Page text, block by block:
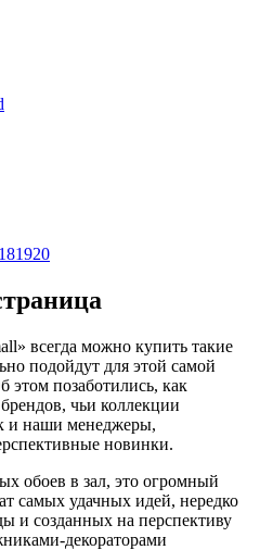
181920
всегда можно купить такие
подойдут для этой самой
этом позаботились, как
чьи коллекции
и наши менеджеры,
новинки.
обоев в зал, это огромный
самых удачных идей, нередко
и созданных на перспективу
декораторами